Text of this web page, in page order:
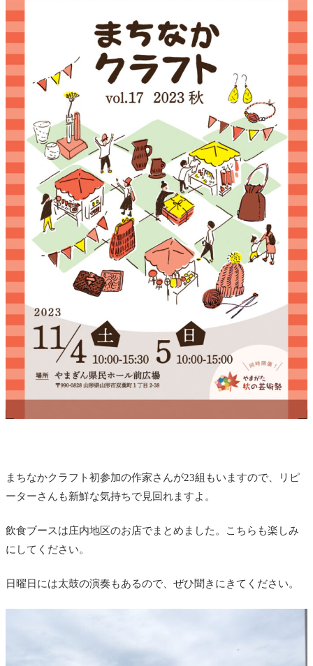
まちなかクラフト初参加の作家さんが23組もいますので、リピ
ーターさんも新鮮な気持ちで見回れますよ。
飲食ブースは庄内地区のお店でまとめました。こちらも楽しみ
にしてください。
日曜日には太鼓の演奏もあるので、ぜひ聞きにきてください。